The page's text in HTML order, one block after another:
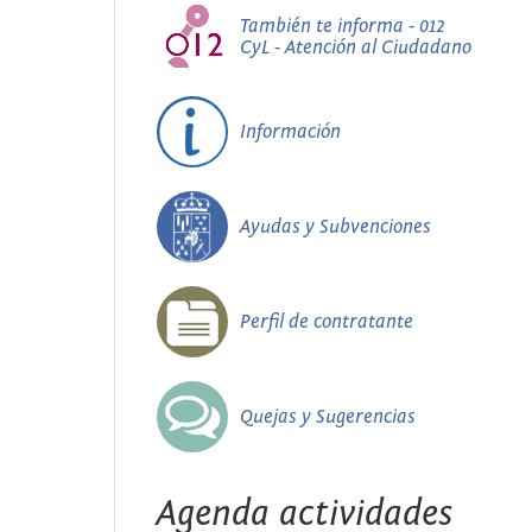
También te informa - 012
CyL - Atención al Ciudadano
Información
Ayudas y Subvenciones
Perfil de contratante
Quejas y Sugerencias
Agenda actividades